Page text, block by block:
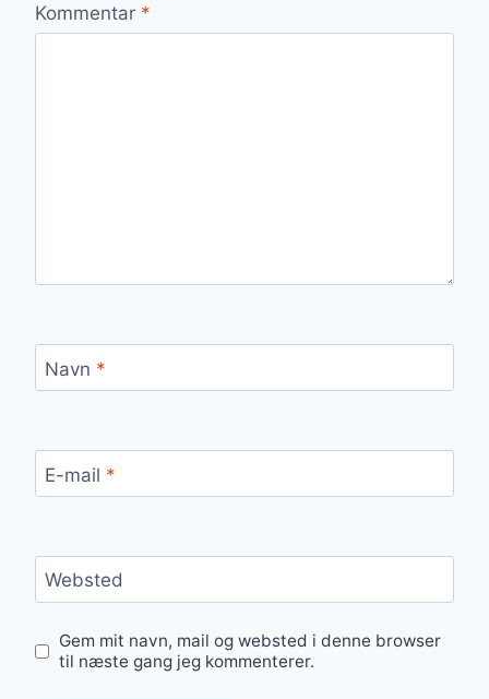
Kommentar *
Navn *
E-mail *
Websted
Gem mit navn, mail og websted i denne browser
til næste gang jeg kommenterer.